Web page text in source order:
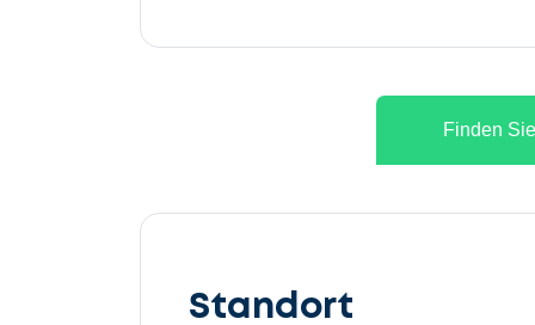
Finden
Standort
Lassen